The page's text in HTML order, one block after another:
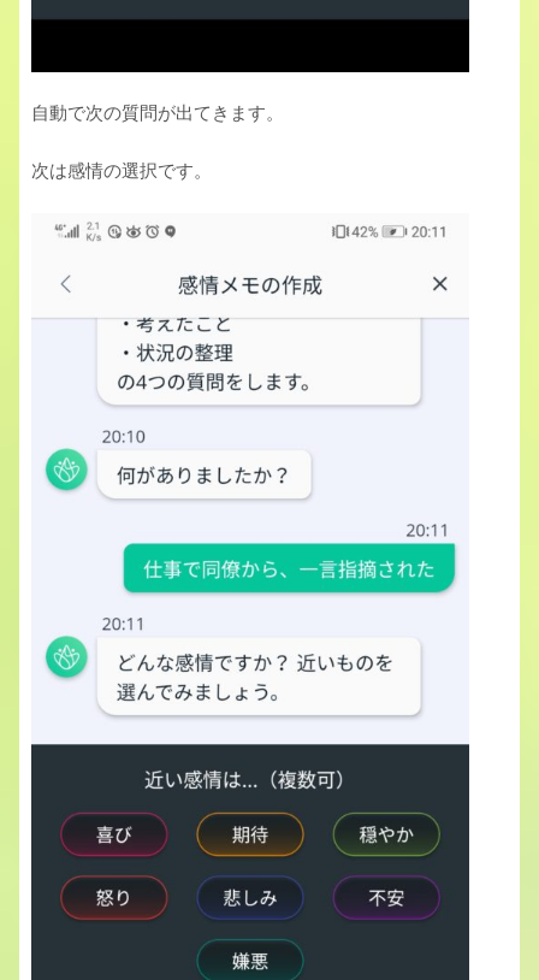
自動で次の質問が出てきます。
次は感情の選択です。